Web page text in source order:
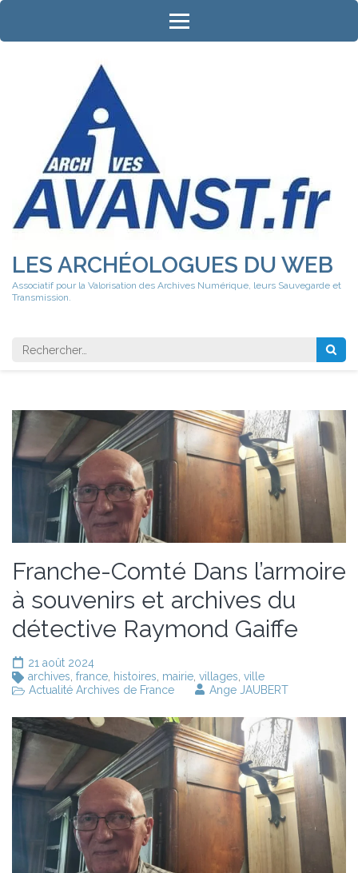
Aller
contenu
LES ARCHÉOLOGUES DU WEB
Associatif pour la Valorisation des Archives Numérique, leurs Sauvegarde et
Transmission.
Rechercher
Franche-Comté Dans l’armoire
à souvenirs et archives du
détective Raymond Gaiffe
21 août 2024
archives france histoires mairie villages ville
Actualité Archives de France
Ange JAUBERT